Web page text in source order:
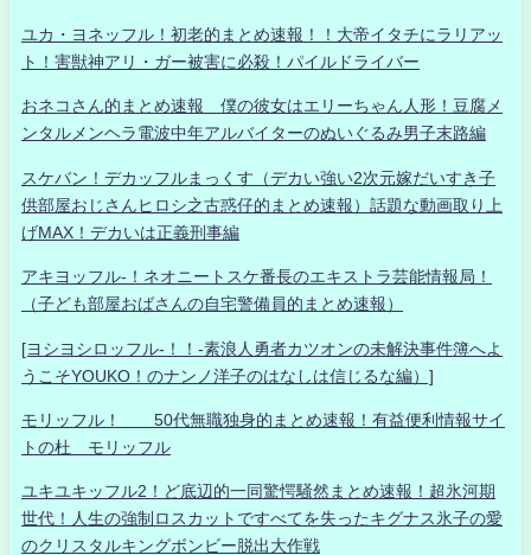
ユカ・ヨネッフル！初老的まとめ速報！！大帝イタチにラリアッ
ト！害獣神アリ・ガー被害に必殺！パイルドライバー
おネコさん的まとめ速報 僕の彼女はエリーちゃん人形！豆腐メ
ンタルメンヘラ電波中年アルバイターのぬいぐるみ男子末路編
スケバン！デカッフルまっくす（デカい強い2次元嫁だいすき子
供部屋おじさんヒロシ之古惑仔的まとめ速報）話題な動画取り上
げMAX！デカいは正義刑事編
アキヨッフル-！ネオニートスケ番長のエキストラ芸能情報局！
（子ども部屋おばさんの自宅警備員的まとめ速報）
[ヨシヨシロッフル-！！-素浪人勇者カツオンの未解決事件簿へよ
うこそYOUKO！のナンノ洋子のはなしは信じるな編）]
モリッフル！ 50代無職独身的まとめ速報！有益便利情報サイ
トの杜 モリッフル
ユキユキッフル2！ど底辺的一同驚愕騒然まとめ速報！超氷河期
世代！人生の強制ロスカットですべてを失ったキグナス氷子の愛
のクリスタルキングボンビー脱出大作戦